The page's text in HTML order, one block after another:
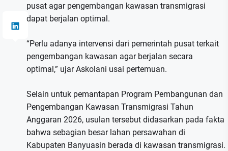
pusat agar pengembangan kawasan transmigrasi
dapat berjalan optimal.
“Perlu adanya intervensi dari pemerintah pusat terkait
pengembangan kawasan agar berjalan secara
optimal,” ujar Askolani usai pertemuan.
Selain untuk pemantapan Program Pembangunan dan
Pengembangan Kawasan Transmigrasi Tahun
Anggaran 2026, usulan tersebut didasarkan pada fakta
bahwa sebagian besar lahan persawahan di
Kabupaten Banyuasin berada di kawasan transmigrasi.